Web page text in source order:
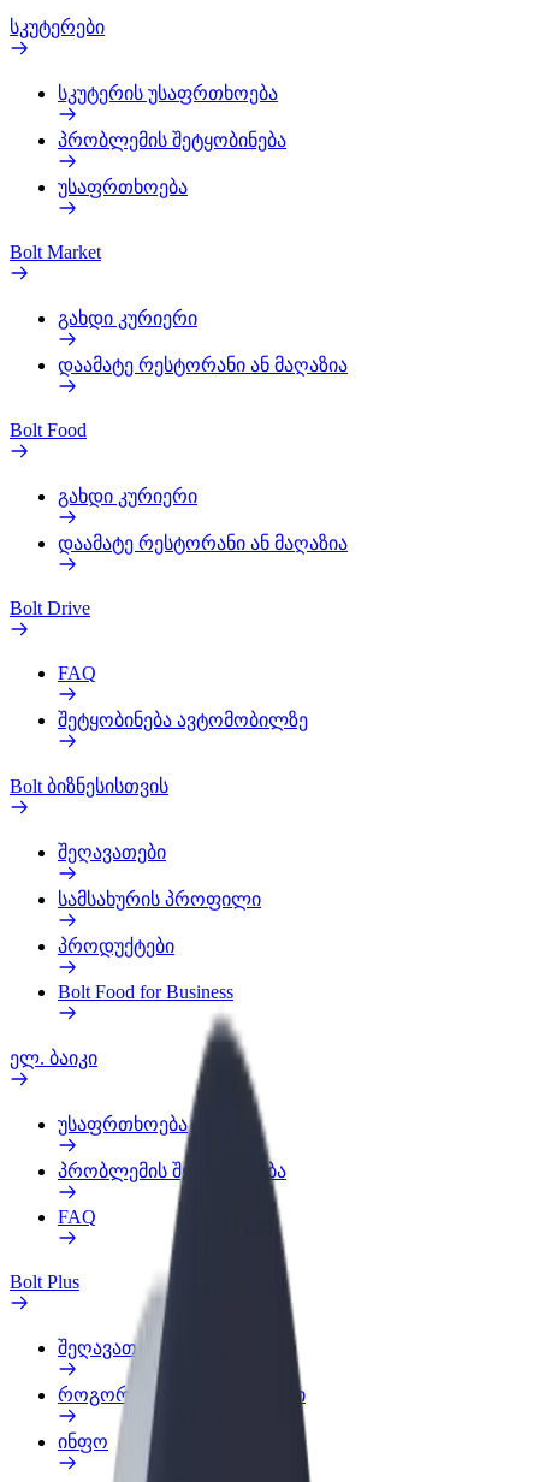
სკუტერები
სკუტერის უსაფრთხოება
პრობლემის შეტყობინება
უსაფრთხოება
Bolt Market
გახდი კურიერი
დაამატე რესტორანი ან მაღაზია
Bolt Food
გახდი კურიერი
დაამატე რესტორანი ან მაღაზია
Bolt Drive
FAQ
შეტყობინება ავტომობილზე
Bolt ბიზნესისთვის
შეღავათები
სამსახურის პროფილი
პროდუქტები
Bolt Food for Business
ელ. ბაიკი
უსაფრთხოება
პრობლემის შეტყობინება
FAQ
Bolt Plus
შეღავათები
როგორ გავხდე გამომწერი
ინფო